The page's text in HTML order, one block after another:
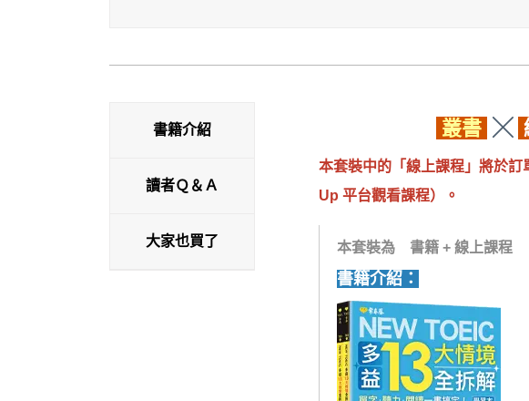
書籍介紹
讀者Ｑ＆Ａ
大家也買了
叢書 ╳
本套裝中的 「線上課程」將於
Up 平台觀看課程）
。
本套裝為 書籍 + 線上課程
書籍介紹：